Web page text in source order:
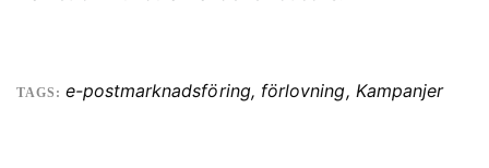
TAGS: e-postmarknadsföring, förlovning, Kampanjer